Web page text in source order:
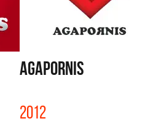
AGAPORNIS
2012